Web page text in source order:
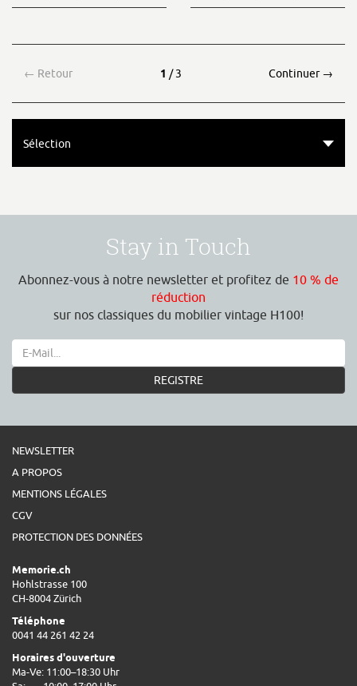
← Retour 1 / 3 Continuer→
Sélection
Stay in Touch
Abonnez-vous à notre newsletter et profitez de 10 % de
réduction
sur nos classiques du mobilier vintage H100!
REGISTRE
NEWSLETTER
A PROPOS
MENTIONS LÉGALES
CGV
PROTECTION DES DONNÉES
Memorie.ch
Hohlstrasse 100
CH-8004 Zürich
Téléphone
0041 44 261 42 24
Horaires d'ouverture
Ma-Ve: 11:00–18:30 Uhr